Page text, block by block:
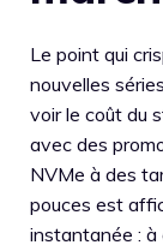
Le point qui
nouvelles
voir le coût du
avec des
NVMe à des
pouces est
instantanée : à